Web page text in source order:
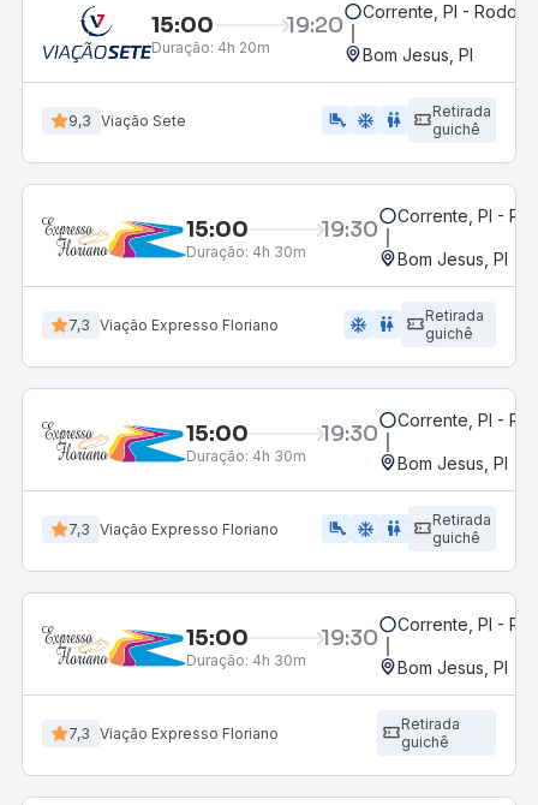
15:00 19:20
Duração: 4h 20m
Corrente, PI -
Bom Jesus, PI
9,3 Viação Sete airline_seat_legroom_extra ac_unit wc
Retirada
guichê
15:00 19:30
Duração: 4h 30m
Corrente, PI -
Bom Jesus, PI
7,3 Viação Expresso Floriano ac_unit wc
Retirada
guichê
15:00 19:30
Duração: 4h 30m
Corrente, PI -
Bom Jesus, PI
7,3 Viação Expresso Floriano airline_seat_legroom_extra ac_unit wc
Retirada
guichê
15:00 19:30
Duração: 4h 30m
Corrente, PI -
Bom Jesus, PI
7,3 Viação Expresso Floriano
Retirada
guichê